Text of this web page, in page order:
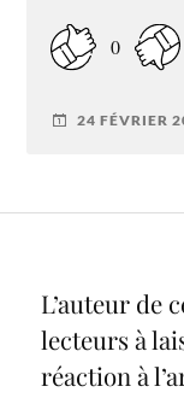
0
24 FÉVRIER
L’auteur de
lecteurs à
réaction à